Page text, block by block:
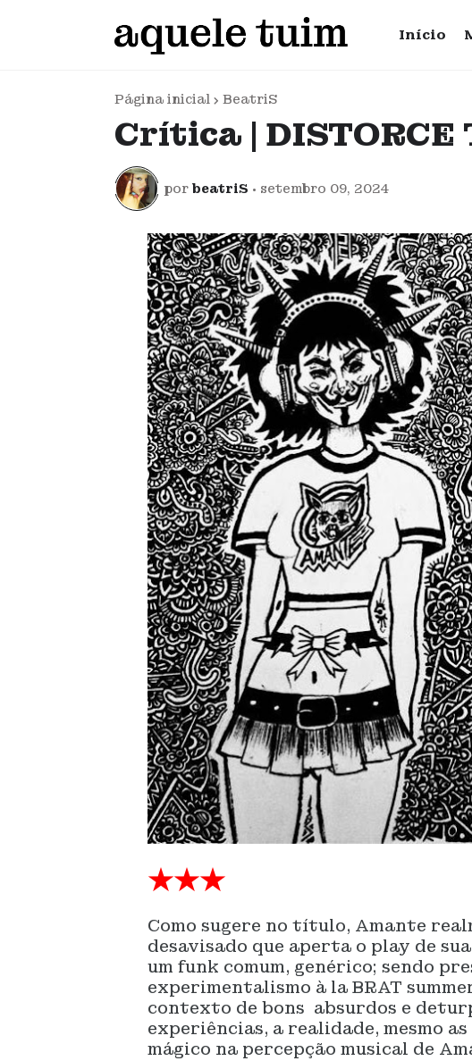
Início
Página inicial BeatriS
Crítica | DISTORCE
por beatriS • setembro 09, 2024
★★★
Como sugere no título, Amante
desavisado que aperta o play de
um funk comum, genérico; sendo
experimentalismo à la BRAT
contexto de bons absurdos e
experiências, a realidade, mesmo
mágico na percepção musical de